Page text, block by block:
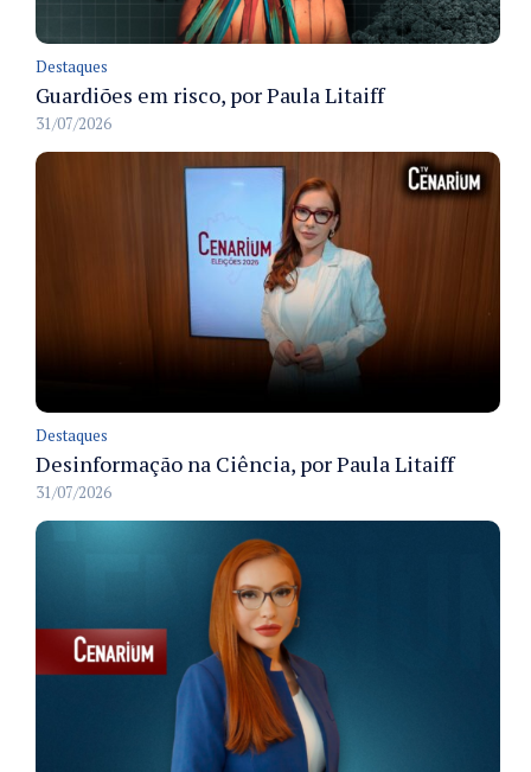
Destaques
Guardiões em risco, por Paula Litaiff
31/07/2026
Destaques
Desinformação na Ciência, por Paula Litaiff
31/07/2026